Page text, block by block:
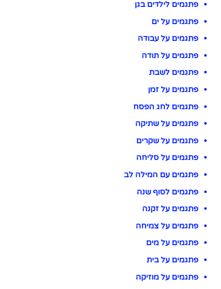
פתגמים לילדים בגן
פתגמים על ים
פתגמים על עבודה
פתגמים על תודה
פתגמים לשבת
פתגמים על זמן
פתגמים לחג הפסח
פתגמים על שתיקה
פתגמים על שקרים
פתגמים על סליחה
פתגמים עם המילה לב
פתגמים לסוף שנה
פתגמים על זקנה
פתגמים על צמיחה
פתגמים על מים
פתגמים על בית
פתגמים על מוזיקה